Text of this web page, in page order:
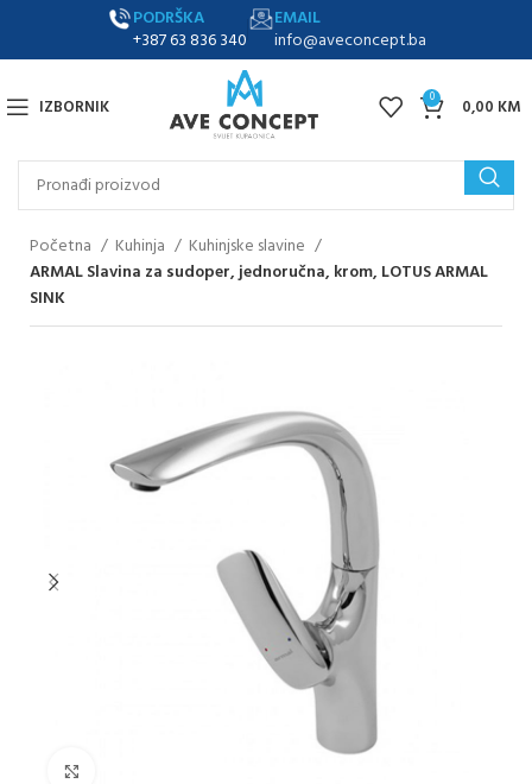
PODRŠKA
+387 63 836 340
EMAIL
info@aveconcept.ba
IZBORNIK 0 0,00 KM
Početna Kuhinja
Kuhinjske slavine
ARMAL Slavina za sudoper, jednoručna, krom, LOTUS ARMAL
SINK